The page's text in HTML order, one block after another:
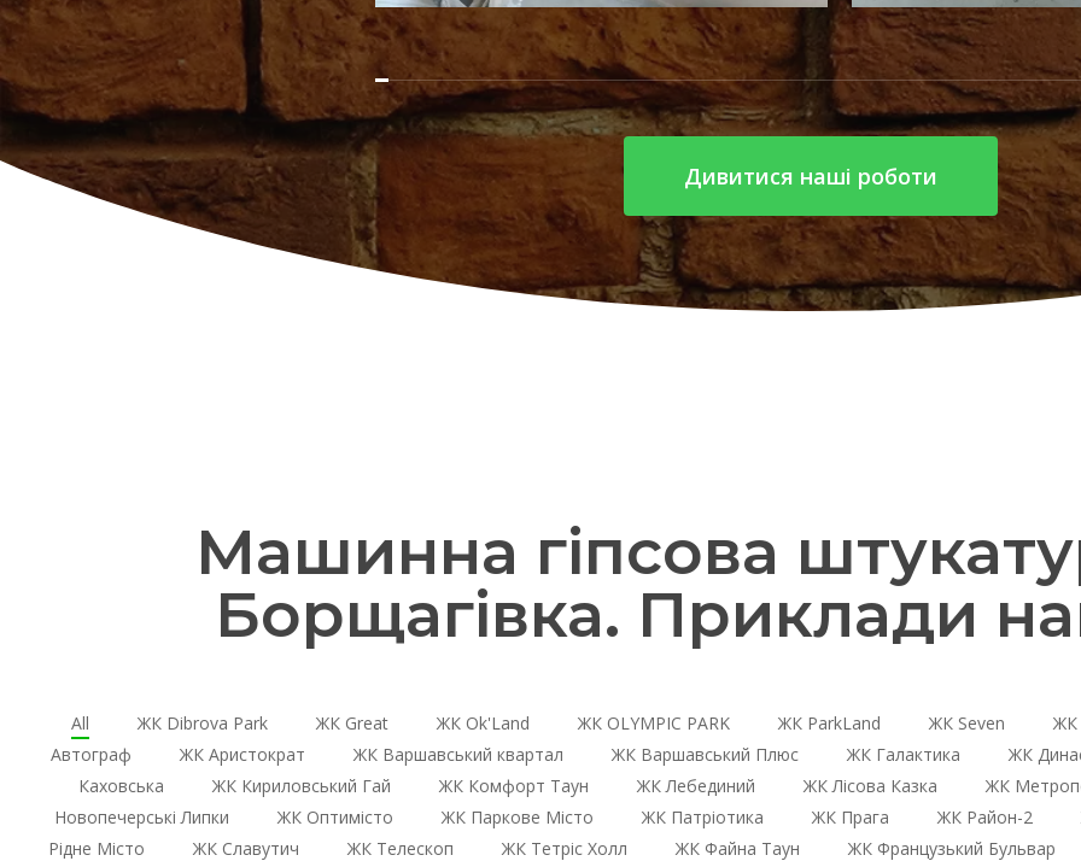
Дивитися наші роботи
Машинна гіпсова
Борщагівка. Приклади
All ЖК Dibrova Park ЖК Great ЖК Ok'Land ЖК OLYMPIC PARK ЖК ParkLand ЖК Seven ЖК
Автограф
ЖК Аристократ ЖК Варшавський квартал ЖК Варшавський Плюс ЖК Галактика ЖК
Каховська
ЖК Кириловський Гай ЖК Комфорт Таун ЖК Лебединий ЖК Лісова Казка ЖК
Новопечерські Липки
ЖК Оптимісто ЖК Паркове Місто ЖК Патріотика ЖК Прага ЖК Район-2
Рідне Місто
ЖК Славутич ЖК Телескоп ЖК Тетріс Холл ЖК Файна Таун ЖК Французький Бульвар